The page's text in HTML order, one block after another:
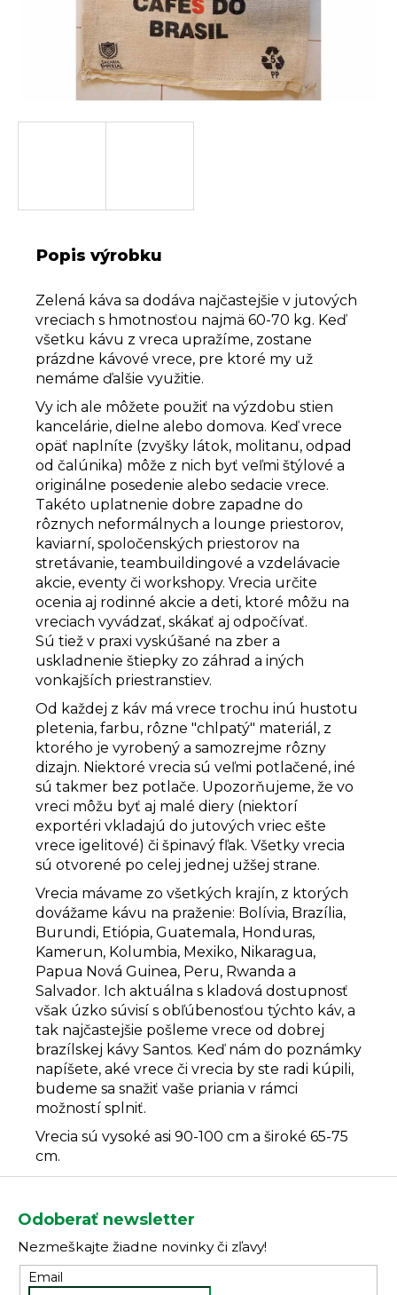
Popis výrobku
Zelená káva sa dodáva najčastejšie v jutových
vreciach s hmotnosťou najmä 60-70 kg. Keď
všetku kávu z vreca upražíme, zostane
prázdne kávové vrece, pre ktoré my už
nemáme ďalšie využitie.
Vy ich ale môžete použiť na výzdobu stien
kancelárie, dielne alebo domova. Keď vrece
opäť naplníte (zvyšky látok, molitanu, odpad
od čalúnika) môže z nich byť veľmi štýlové a
originálne posedenie alebo sedacie vrece.
Takéto uplatnenie dobre zapadne do
rôznych neformálnych a lounge priestorov,
kaviarní, spoločenských priestorov na
stretávanie, teambuildingové a vzdelávacie
akcie, eventy či workshopy. Vrecia určite
ocenia aj rodinné akcie a deti, ktoré môžu na
vreciach vyvádzať, skákať aj odpočívať.
Sú tiež v praxi vyskúšané na zber a
uskladnenie štiepky zo záhrad a iných
vonkajších priestranstiev.
Od každej z káv má vrece trochu inú hustotu
pletenia, farbu, rôzne "chlpatý" materiál, z
ktorého je vyrobený a samozrejme rôzny
dizajn. Niektoré vrecia sú veľmi potlačené, iné
sú takmer bez potlače. Upozorňujeme, že vo
vreci môžu byť aj malé diery (niektorí
exportéri vkladajú do jutových vriec ešte
vrece igelitové) či špinavý fľak. Všetky vrecia
sú otvorené po celej jednej užšej strane.
Vrecia mávame zo všetkých krajín, z ktorých
dovážame kávu na praženie: Bolívia, Brazília,
Burundi, Etiópia, Guatemala, Honduras,
Kamerun, Kolumbia, Mexiko, Nikaragua,
Papua Nová Guinea, Peru, Rwanda a
Salvador. Ich aktuálna s kladová dostupnosť
však úzko súvisí s obľúbenosťou týchto káv, a
tak najčastejšie pošleme vrece od dobrej
brazílskej kávy Santos. Keď nám do poznámky
napíšete, aké vrece či vrecia by ste radi kúpili,
budeme sa snažiť vaše priania v rámci
možností splniť.
Vrecia sú vysoké asi 90-100 cm a široké 65-75
cm.
Odoberať newsletter
Nezmeškajte žiadne novinky či zľavy!
Email